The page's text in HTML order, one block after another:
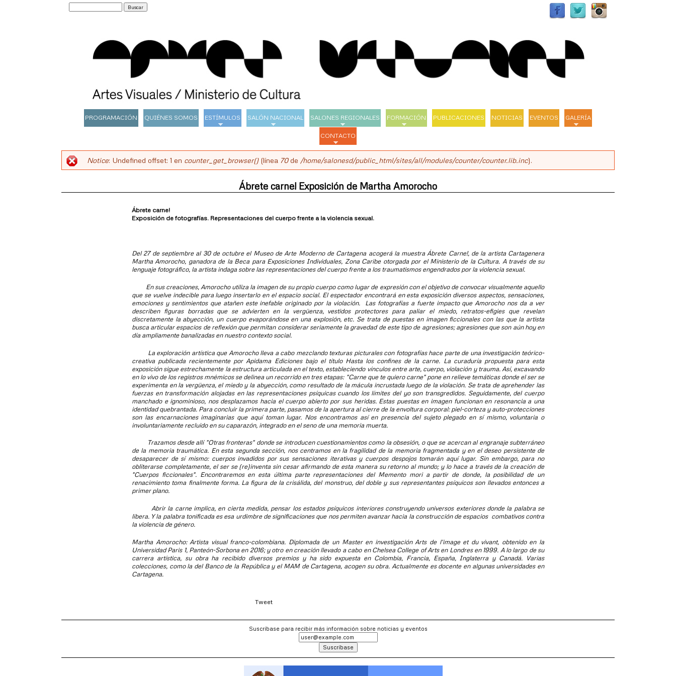
Formulario
salonesdeartistas
PROGRAMACIÓN QUIÉNES SOMOS ESTÍMULOS SALÓN NACIONAL SALONES REGIONALES FORMACIÓN PUBLICACIONES NOTICIAS EVENTOS GALERÍA
CONTACTO
Mensaje
Notice: Undefined offset: 1 en counter_get_browser()(línea 70de /home/salonesd/public_html/sites/all/modules/counter/counter.lib.inc).
Ábrete carne! Exposición de Martha Amorocho
Ábrete carne!
Exposición de fotografías. Representaciones del cuerpo frente a la violencia sexual.
Del 27 de septiembre al 30 de octubre el Museo de Arte Moderno de Cartagena acogerá la muestra Ábrete Carne!, de la artista Cartagenera
Martha Amorocho, ganadora de la Beca para Exposiciones Individuales, Zona Caribe otorgada por el Ministerio de la Cultura. A través de su
lenguaje fotográfico, la artista indaga sobre las representaciones del cuerpo frente a los traumatismos engendrados por la violencia sexual.
En sus creaciones, Amorocho utiliza la imagen de su propio cuerpo como lugar de expresión con el objetivo de convocar visualmente aquello
que se vuelve indeciblepara luego insertarlo en el espacio social. El espectador encontrará en esta exposición diversos aspectos, sensaciones,
emociones y sentimientos que atañen este inefable originado por la violación. Las fotografías a fuerte impacto que Amorocho nos da a ver
describen figuras borradas que se advierten en la vergüenza, vestidos protectores para paliar el miedo, retratos-efigies que revelan
discretamente la abyección, un cuerpo evaporándose en una explosión, etc. Se trata de puestas en imagen ficcionales con las que la artista
busca articular espacios de reflexión que permitan considerar seriamente la gravedad de este tipo de agresiones; agresiones que son aún hoy en
día ampliamente banalizadas en nuestro contexto social.
La exploración artística que Amorocho lleva a cabo mezclando texturas picturales con fotografías hace parte de una investigación teórico-
creativa publicada recientemente por Apidama Ediciones bajo el título Hasta los confines de la carne. La curaduría propuesta para esta
exposición sigue estrechamente la estructura articulada en el texto, estableciendo vínculos entre arte, cuerpo, violación y trauma. Así, excavando
en lo vivo de los registros mnémicos se delinea un recorrido en tres etapas: "Carne que te quiero carne" pone en relieve temáticas donde el ser se
experimenta en la vergüenza, el miedo y la abyección, como resultado de la mácula incrustada luego de la violación. Se trata de aprehender las
fuerzas en transformación alojadas en las representaciones psíquicas cuando los límites del yo son transgredidos. Seguidamente, del cuerpo
manchado e ignominioso, nos desplazamos hacia el cuerpo abierto por sus heridas. Estas puestas en imagen funcionan en resonancia a una
identidad quebrantada. Para concluir la primera parte, pasamos de la apertura al cierre de la envoltura corporal: piel-corteza y auto-protecciones
son las encarnaciones imaginarias que aquí toman lugar. Nos encontramos así en presencia del sujeto plegado en sí mismo, voluntaria o
involuntariamente recluido en su caparazón, integrado en el seno de una memoria muerta.
Trazamos desde allí "Otras fronteras" donde se introducen cuestionamientos como la obsesión, o que se acercan al engranaje subterráneo
de la memoria traumática. En esta segunda sección, nos centramos en la fragilidad de la memoria fragmentada y en el deseo persistente de
desaparecer de sí mismo: cuerpos invadidos por sus sensaciones iterativas y cuerpos despojos tomarán aquí lugar. Sin embargo, para no
obliterarse completamente, el ser se (re)inventa sin cesar afirmando de esta manera su retorno al mundo; y lo hace a través de la creación de
"Cuerpos ficcionales". Encontraremos en esta última parte representaciones del Memento mori a partir de donde, la posibilidad de un
renacimiento toma finalmente forma. La figura de la crisálida, del monstruo, del doble y sus representantes psíquicos son llevados entonces a
primer plano.
Abrir la carne implica, en cierta medida, pensar los estados psíquicos interiores construyendo universos exteriores donde la palabra se
libera. Y la palabra tonificada es esa urdimbre de significaciones que nos permiten avanzar hacia la construcción de espacios combativos contra
la violencia de género.
Martha Amorocho:Artista visual franco-colombiana. Diplomada de un Master en investigaciónArts de l'image et du vivant, obtenido en la
Universidad Paris 1, Panteón-Sorbona en 2016; y otro en creación llevado a cabo en Chelsea College of Arts en Londres en 1999. A lo largo de su
carrera artística, su obra ha recibido diversos premios y ha sido expuesta en Colombia, Francia, España, Inglaterra y Canadá. Varias
colecciones, como la del Banco de la República y el MAM de Cartagena, acogen su obra. Actualmente es docente en algunas universidades en
Cartagena.
Tweet
Suscríbase para recibir más información sobre noticias y eventos